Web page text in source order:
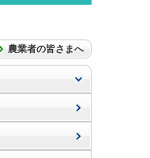
農業者の皆さまへ